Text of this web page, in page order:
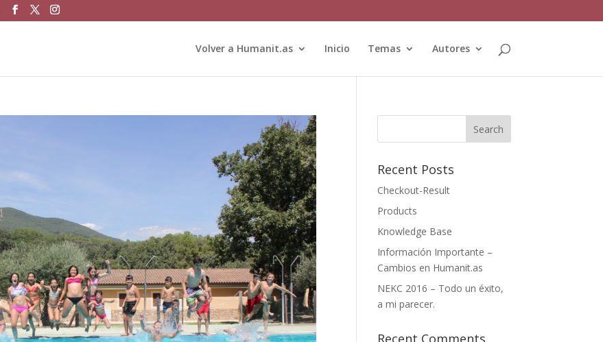
Volver a Humanit.as Inicio Temas Autores
Recent Posts
Checkout-Result
Products
Knowledge Base
Información Importante –
Cambios en Humanit.as
NEKC 2016 – Todo un éxito,
a mi parecer.
Recent Comments